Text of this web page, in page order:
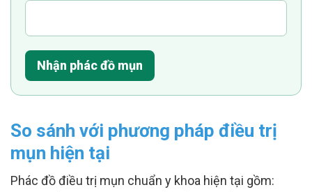
Nhận phác đồ mụn
So sánh với phương pháp điều trị
mụn hiện tại
Phác đồ điều trị mụn chuẩn y khoa hiện tại gồm: